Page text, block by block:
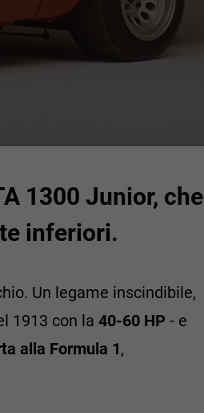
1300 Junior, che
inferiori.
Un legame inscindibile,
1913 con la 40-60 HP - e
alla Formula 1,